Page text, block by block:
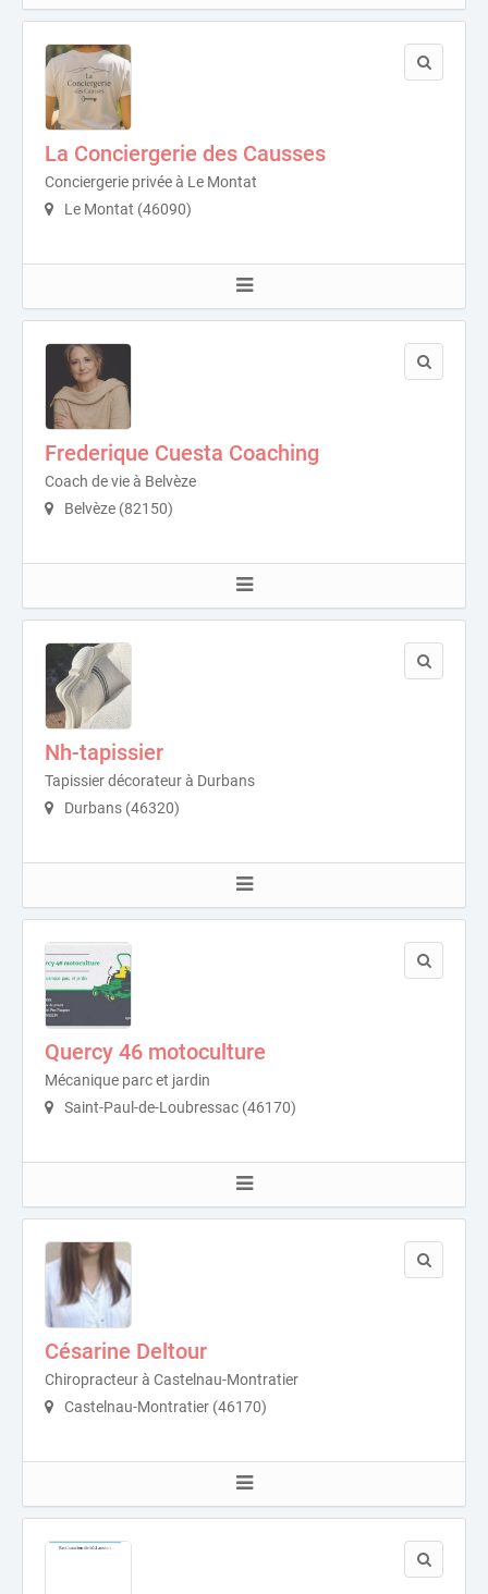
La Conciergerie des Causses
Conciergerie privée à Le Montat
Le Montat (46090)
Frederique Cuesta Coaching
Coach de vie à Belvèze
Belvèze (82150)
Nh-tapissier
Tapissier décorateur à Durbans
Durbans (46320)
Quercy 46 motoculture
Mécanique parc et jardin
Saint-Paul-de-Loubressac (46170)
Césarine Deltour
Chiropracteur à Castelnau-Montratier
Castelnau-Montratier (46170)